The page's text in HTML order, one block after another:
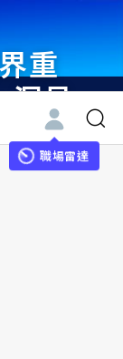
重
洞見
與
領袖
職場雷達